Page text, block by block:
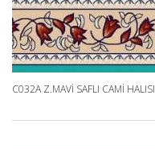
C032A Z.MAVI SAFLI CAMI HALISI